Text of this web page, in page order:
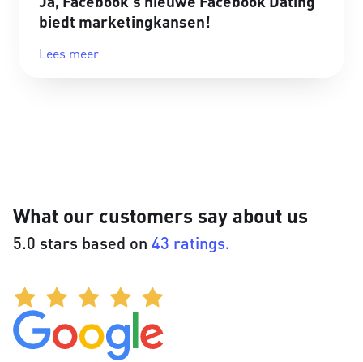
biedt marketingkansen!
Lees meer
What our customers say about us
5.0 stars based on 43 ratings.